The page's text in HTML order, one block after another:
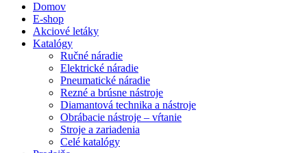
Domov
E-shop
Akciové letáky
Katalógy
Ručné náradie
Elektrické náradie
Pneumatické náradie
Rezné a brúsne nástroje
Diamantová technika a nástroje
Obrábacie nástroje – vŕtanie
Stroje a zariadenia
Celé katalógy